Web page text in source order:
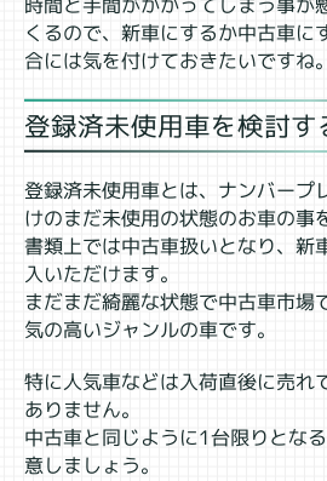
くるので、新車にするか中古車に
合には気を付けておきたいですね。
登録済未使用車を検討す
登録済未使用車とは、ナンバープ
けのまだ未使用の状態のお車の事
書類上では中古車扱いとなり、新
入いただけます。
まだまだ綺麗な状態で中古車市場
気の高いジャンルの車です。
特に人気車などは入荷直後に売れ
ありません。
中古車と同じように1台限りとな
意しましょう。